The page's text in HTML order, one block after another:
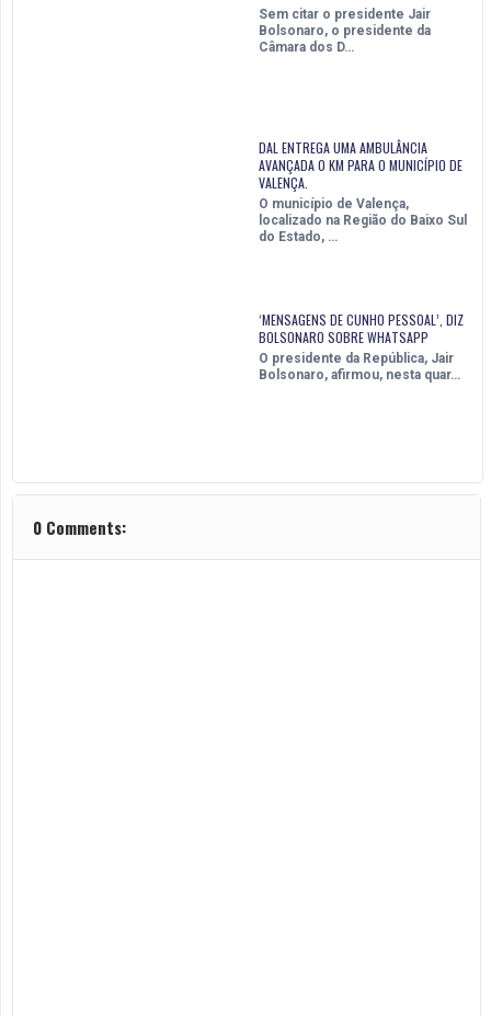
Sem citar o presidente Jair
Bolsonaro, o presidente da
Câmara dos D…
DAL ENTREGA UMA AMBULÂNCIA
AVANÇADA 0 KM PARA O MUNICÍPIO DE
VALENÇA.
O município de Valença,
localizado na Região do Baixo Sul
do Estado, …
‘MENSAGENS DE CUNHO PESSOAL’, DIZ
BOLSONARO SOBRE WHATSAPP
O presidente da República, Jair
Bolsonaro, afirmou, nesta quar…
0 Comments: